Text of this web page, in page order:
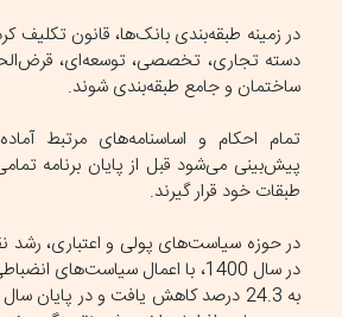
در زمینه طبقه‌بندی بانک‌ها، قانون تکلیف
دسته تجاری، تخصصی، توسعه‌ای،
ساختمان و جامع طبقه‌بندی شوند.
تمام احکام و اساسنامه‌های مرتبط
پیش‌بینی می‌شود قبل از پایان برنامه
طبقات خود قرار گیرند.